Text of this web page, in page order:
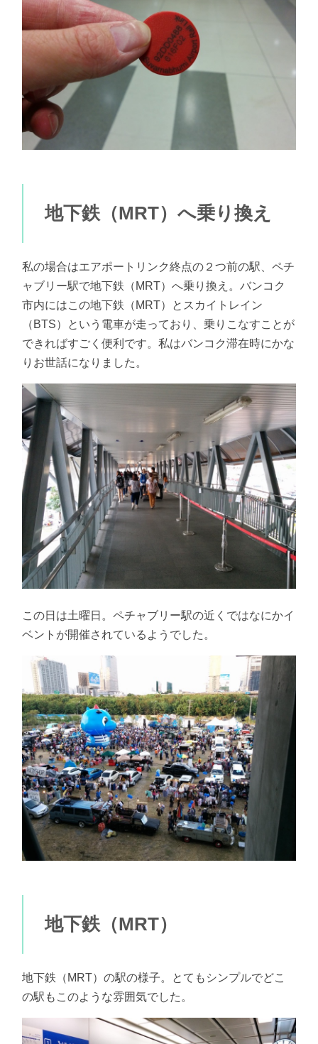
地下鉄（MRT）へ乗り換え
私の場合はエアポートリンク終点の２つ前の駅、ペチ
ャブリー駅で地下鉄（MRT）へ乗り換え。バンコク
市内にはこの地下鉄（MRT）とスカイトレイン
（BTS）という電車が走っており、乗りこなすことが
できればすごく便利です。私はバンコク滞在時にかな
りお世話になりました。
この日は土曜日。ペチャブリー駅の近くではなにかイ
ベントが開催されているようでした。
地下鉄（MRT）
地下鉄（MRT）の駅の様子。とてもシンプルでどこ
の駅もこのような雰囲気でした。